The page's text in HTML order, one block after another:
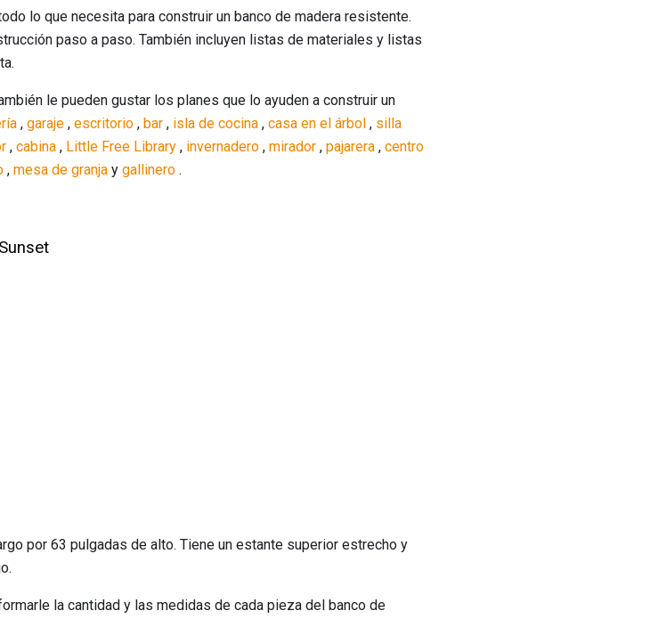
lo que necesita para construir un banco de madera resistente.
paso a paso. También incluyen listas de materiales y listas
le pueden gustar los planes que lo ayuden a construir un
, garaje , escritorio , bar , isla de cocina , casa en el árbol , silla
, cabina , Little Free Library , invernadero , mirador , pajarera , centro
, mesa de granja y gallinero .
por 63 pulgadas de alto. Tiene un estante superior estrecho y
la cantidad y las medidas de cada pieza del banco de